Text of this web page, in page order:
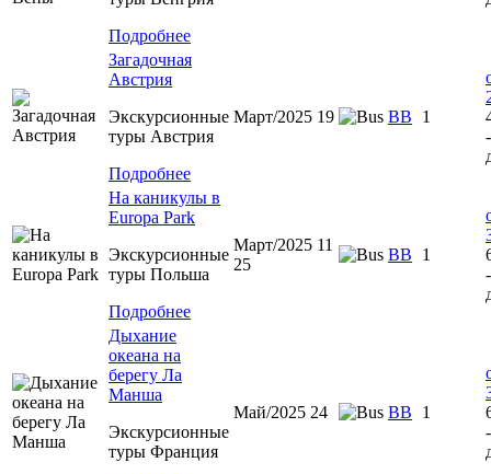
Подробнее
Загадочная
Австрия
Экскурсионные
туры Австрия
Подробнее
Март/2025 19 BB 1
На каникулы в
Europa Park
Экскурсионные
туры Польша
Подробнее
Март/2025 11
25
BB 1
Дыхание
океана на
берегу Ла
Манша
Экскурсионные
туры Франция
Май/2025 24 ВВ 1